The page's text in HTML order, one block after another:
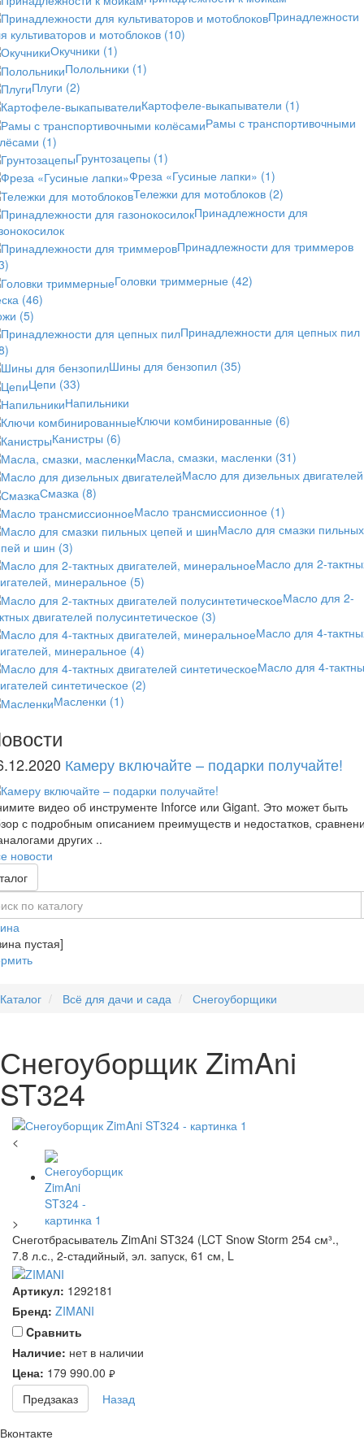
Принадлежности
культиваторов и мотоблоков (10)
Окучники (1)
Полольники (1)
Плуги (2)
Картофеле-выкапыватели (1)
Рамы с транспортивочными
(1)
Грунтозацепы (1)
Фреза «Гусиные лапки» (1)
Тележки для мотоблоков (2)
Принадлежности для
Принадлежности для триммеров
Головки триммерные (42)
(46)
(5)
Принадлежности для цепных пил
Шины для бензопил (35)
Цепи (33)
Напильники
Ключи комбинированные (6)
Канистры (6)
Масла, смазки, масленки (31)
Масло для дизельных двигателей
Смазка (8)
Масло трансмиссионное (1)
Масло для смазки пильных
и шин (3)
Масло для 2-
минеральное (5)
Масло для 2-
двигателей полусинтетическое (3)
Масло для 4-
минеральное (4)
Масло для 4-
синтетическое (2)
Масленки (1)
Камеру включайте – подарки получайте!
видео об инструменте Inforce или Gigant. Это может быть
с подробным описанием преимуществ и недостатков,
других ..
новости
пустая]
Каталог Всё для дачи и сада Снегоуборщики
Снегоуборщик ZimAni
ST324
<
>
Снеготбрасыватель ZimAni ST324 (LCT Snow Storm 254 см³.,
7.8 л.с., 2-стадийный, эл. запуск, 61 см, L
Артикул: 1292181
Бренд: ZIMANI
Cравнить
Наличие: нет в наличии
Цена: 179 990.00 руб.
Предзаказ Назад
Вконтакте